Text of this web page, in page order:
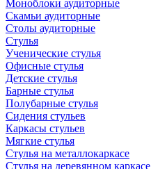
Моноблоки аудиторные
Скамьи аудиторные
Столы аудиторные
Стулья
Ученические стулья
Офисные стулья
Детские стулья
Барные стулья
Полубарные стулья
Сидения стульев
Каркасы стульев
Мягкие стулья
Стулья на металлокаркасе
Стулья на деревянном каркасе